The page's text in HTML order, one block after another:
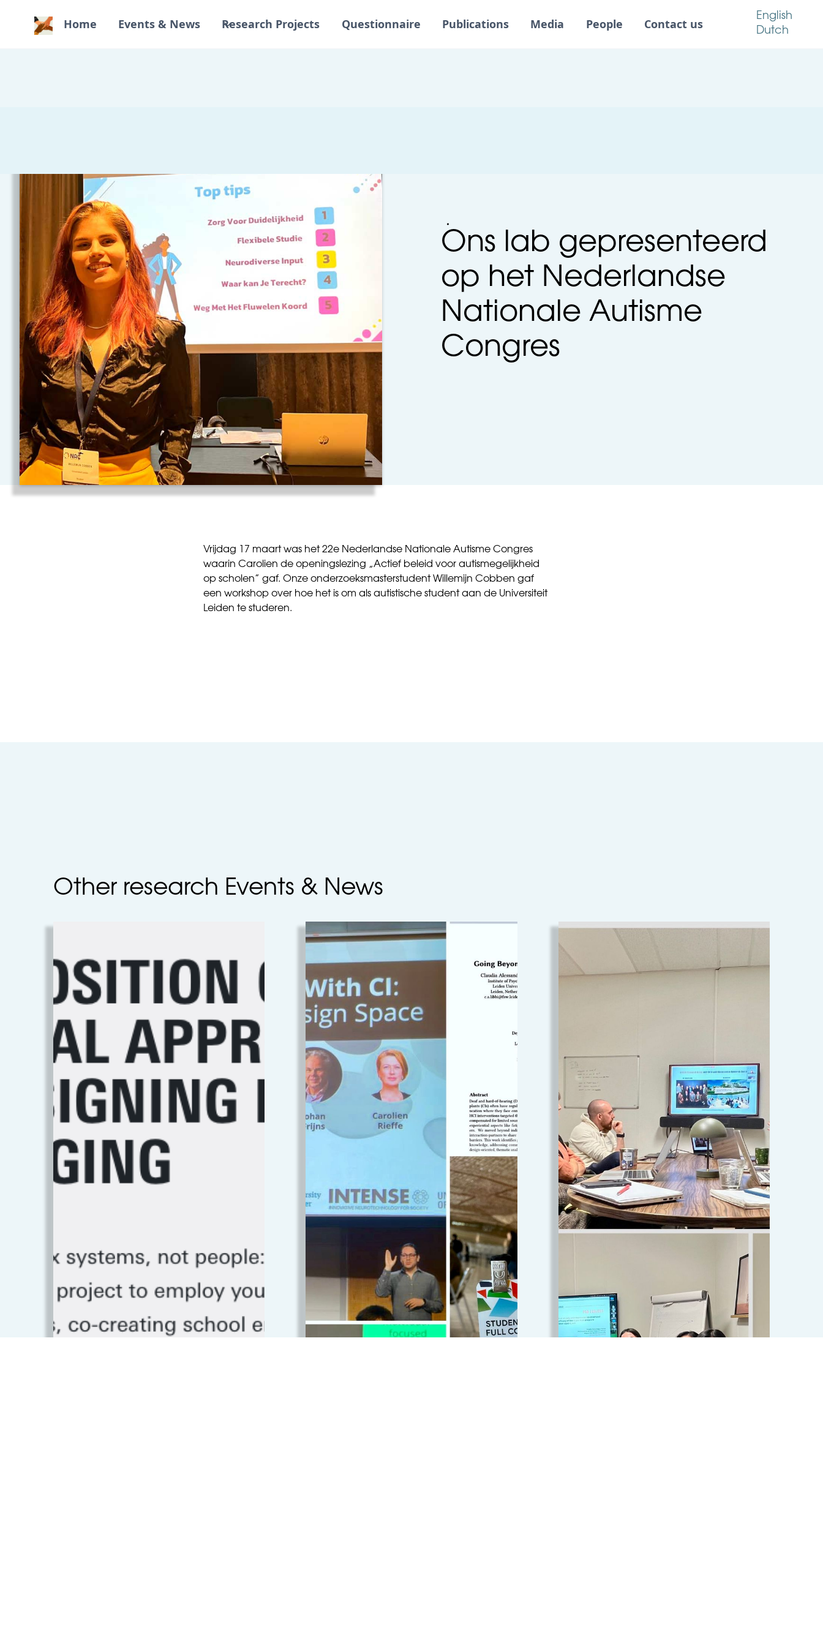
Home Events & News Research Projects Questionnaire Publications Media People Contact us
English
Dutch
Ons lab gepresenteerd
op het Nederlandse
Nationale Autisme
Congres
Vrijdag 17 maart was het 22e Nederlandse Nationale Autisme Congres
waarin Carolien de openingslezing „Actief beleid voor autismegelijkheid
op scholen” gaf. Onze onderzoeksmasterstudent Willemijn Cobben gaf
een workshop over hoe het is om als autistische student aan de Universiteit
Leiden te studeren.
Other research Events & News